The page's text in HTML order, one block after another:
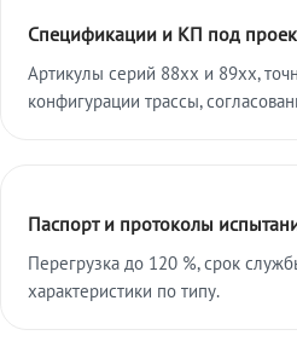
Спецификации и КП под
Артикулы серий 88xx и 89xx,
конфигурации трассы,
Паспорт и протоколы
Перегрузка до 120 %, срок
характеристики по типу.